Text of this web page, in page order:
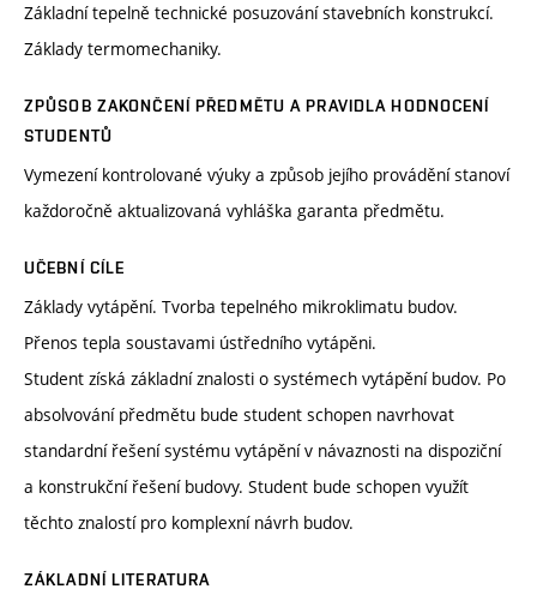
Základní tepelně technické posuzování stavebních konstrukcí.
Základy termomechaniky.
ZPŮSOB ZAKONČENÍ PŘEDMĚTU A PRAVIDLA HODNOCENÍ
STUDENTŮ
Vymezení kontrolované výuky a způsob jejího provádění stanoví
každoročně aktualizovaná vyhláška garanta předmětu.
UČEBNÍ CÍLE
Základy vytápění. Tvorba tepelného mikroklimatu budov.
Přenos tepla soustavami ústředního vytápěni.
Student získá základní znalosti o systémech vytápění budov. Po
absolvování předmětu bude student schopen navrhovat
standardní řešení systému vytápění v návaznosti na dispoziční
a konstrukční řešení budovy. Student bude schopen využít
těchto znalostí pro komplexní návrh budov.
ZÁKLADNÍ LITERATURA